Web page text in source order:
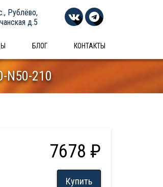
Рублёво,
д.5
БЛОГ КОНТАКТЫ
N50-210
7678 ₽
Купить